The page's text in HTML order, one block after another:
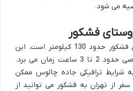
می شود.
فشکور
فاصله تهران تا روستای فشکور حدود 130 کیلومتر است. این
مسافت با خودروی شخصی حدود 2 تا 3 ساعت زمان می برد.
شرایط ترافیکی جاده چالوس ممکن
از تهران به فشکور می توانید از